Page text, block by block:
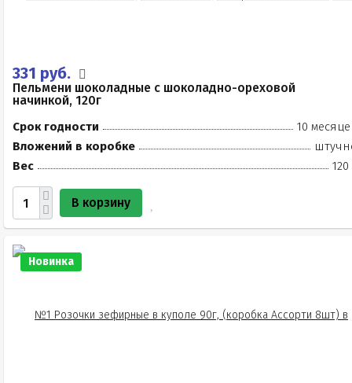
331 руб.
Пельмени шоколадные с шоколадно-ореховой
начинкой, 120г
Срок годности
10
Вложений в коробке
Вес
120
В корзину
Новинка